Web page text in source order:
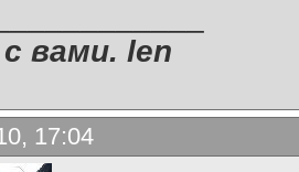
вами. len
17:04